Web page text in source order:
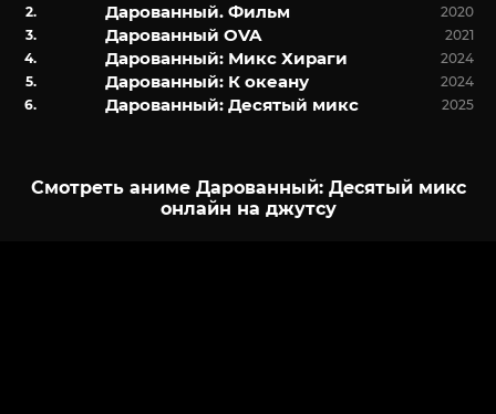
Дарованный. Фильм 2020
Дарованный OVA 2021
Дарованный: Микс Хираги 2024
Дарованный: К океану 2024
Дарованный: Десятый микс 2025
Смотреть аниме Дарованный: Десятый микс
онлайн на джутсу